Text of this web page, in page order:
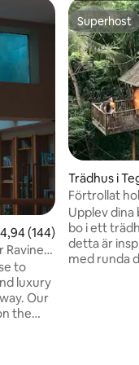
av 5 i genomsnittligt
4,94 (144)
Ravine
to
luxury
Our
the
Superhost
Superhost
Trädhus i
Förtrollat
djungeln
Upplev
bo i ett
detta är
med runda